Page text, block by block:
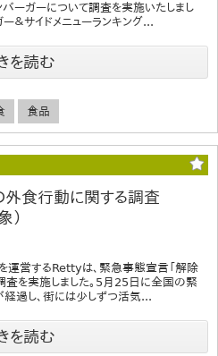
ーガーについて調査を実施いたしまし
＆サイドメニューランキング...
を読む
食品
外食行動に関する調査
）
運営するRettyは、緊急事態宣言「解除
査を実施しました。5月25日に全国の緊
過し、街には少しずつ活気...
を読む